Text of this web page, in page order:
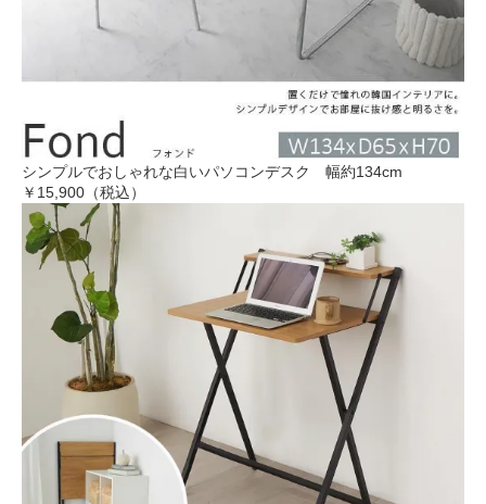
シンプルでおしゃれな白いパソコンデスク 幅約134cm
￥15,900（税込）